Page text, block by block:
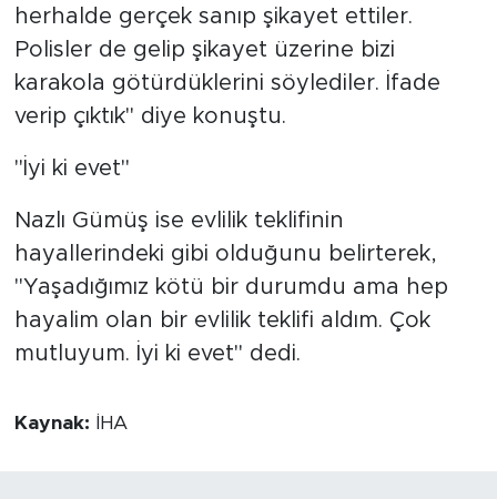
herhalde gerçek sanıp şikayet ettiler.
Polisler de gelip şikayet üzerine bizi
karakola götürdüklerini söylediler. İfade
verip çıktık" diye konuştu.
"İyi ki evet"
Nazlı Gümüş ise evlilik teklifinin
hayallerindeki gibi olduğunu belirterek,
"Yaşadığımız kötü bir durumdu ama hep
hayalim olan bir evlilik teklifi aldım. Çok
mutluyum. İyi ki evet" dedi.
Kaynak: İHA